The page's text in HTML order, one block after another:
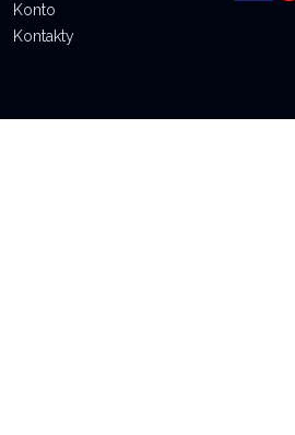
Konto
Kontakty